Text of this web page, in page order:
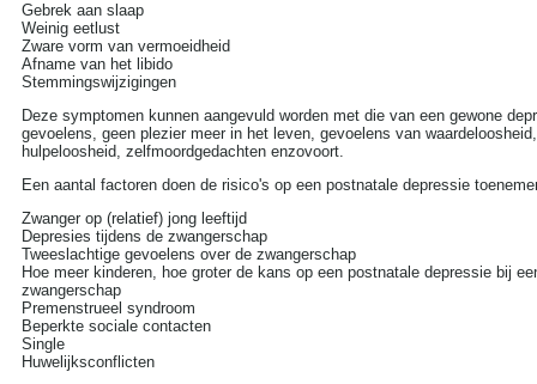
ZOEKEN
Search this site:
TAGS IN CLOUD
Alcohol Alzheimer Depressie
DieetGezondheid
A tot Z
vaatziekten Kanker
Gebrek aan slaap
Weinig eetlust
Zware vorm van vermoeidheid
Afname van het libido
Stemmingswijzigingen
Deze symptomen kunnen aangevuld worden met die van een gewone
gevoelens, geen plezier meer in het leven, gevoelens van
hulpeloosheid, zelfmoordgedachten enzovoort.
Een aantal factoren doen de risico's op een postnatale depressie
Zwanger op (relatief) jong leeftijd
Depresies tijdens de zwangerschap
Tweeslachtige gevoelens over de zwangerschap
Hoe meer kinderen, hoe groter de kans op een postnatale depressie bij
zwangerschap
Premenstrueel syndroom
Beperkte sociale contacten
Single
Huwelijksconflicten